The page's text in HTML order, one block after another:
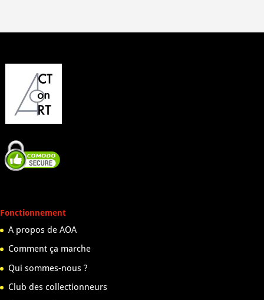
Fonctionnement
A propos de AOA
Comment ça marche
Qui sommes-nous ?
Club des collectionneurs